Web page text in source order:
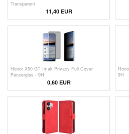
Transparent
11,40 EUR
Honor X50 GT Imak Privacy Full Cover
Panzerglas - 9H
0,60EUR
9H